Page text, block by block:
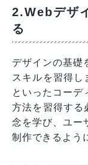
2.Webデザ
る
デザインの基礎
スキルを習得
といったコーデ
方法を習得する
念を学び、ユー
制作できるよう